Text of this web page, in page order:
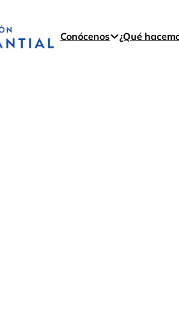
Conócenos ¿Qué